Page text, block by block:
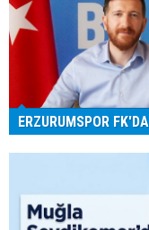
ERZURUMSPOR